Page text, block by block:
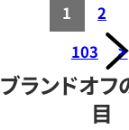
1
2
103
>
ブランドオ
目